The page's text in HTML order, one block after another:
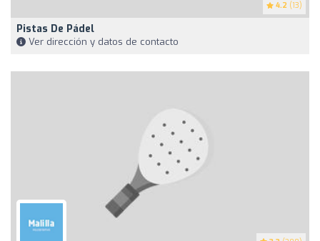
4.2 (13)
Pistas De Pádel
Ver dirección y datos de contacto